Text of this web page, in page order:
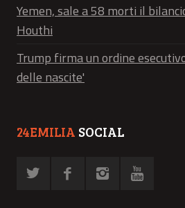
Yemen, sale a 58 morti il
Houthi
Trump firma un ordine
delle nascite'
24EMILIA SOCIAL